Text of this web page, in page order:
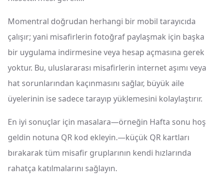
Momentral doğrudan herhangi bir mobil tarayıcıda
çalışır; yani misafirlerin fotoğraf paylaşmak için başka
bir uygulama indirmesine veya hesap açmasına gerek
yoktur. Bu, uluslararası misafirlerin internet aşımı veya
hat sorunlarından kaçınmasını sağlar, büyük aile
üyelerinin ise sadece tarayıp yüklemesini kolaylaştırır.
En iyi sonuçlar için masalara—örneğin Hafta sonu hoş
geldin notuna QR kod ekleyin.—küçük QR kartları
bırakarak tüm misafir gruplarının kendi hızlarında
rahatça katılmalarını sağlayın.